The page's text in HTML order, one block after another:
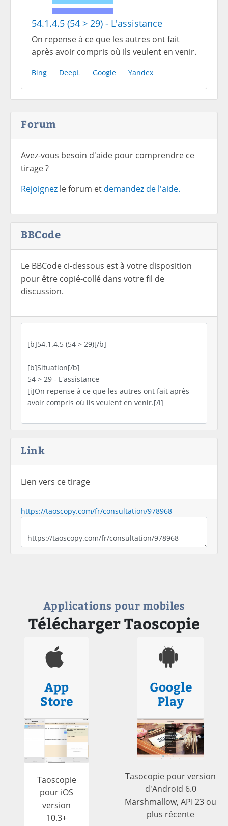
54.1.4.5 (54 > 29) - L'assistance
On repense à ce que les autres ont fait
après avoir compris où ils veulent en venir.
Bing DeepL Google Yandex
Forum
Avez-vous besoin d'aide pour comprendre ce
tirage ?
Rejoignez le forum et demandez de l'aide.
BBCode
Le BBCode ci-dessous est à votre disposition
pour être copié-collé dans votre fil de
discussion.
Link
Lien vers ce tirage
https://taoscopy.com/fr/consultation/978968
Applications pour mobiles
Télécharger Taoscopie
App
Store
Taoscopie
pour iOS
version
10.3+
Google
Play
Tasocopie pour version
d'Android 6.0
Marshmallow, API 23 ou
plus récente